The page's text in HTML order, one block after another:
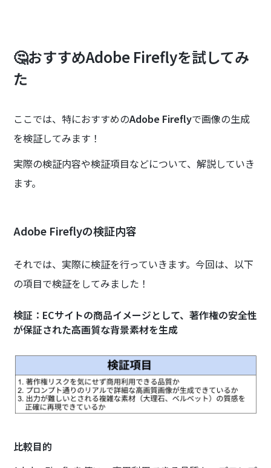
🤔おすすめAdobe Fireflyを試してみ
た
ここでは、特におすすめのAdobe Fireflyで画像の生成
を検証してみます！
実際の検証内容や検証項目などについて、解説していき
ます。
Adobe Fireflyの検証内容
それでは、実際に検証を行っていきます。今回は、以下
の項目で検証をしてみました！
検証：ECサイトの商品イメージとして、著作権の安全性
が保証された高画質な背景素材を生成
比較目的